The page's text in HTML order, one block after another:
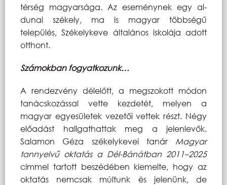
térség magyarsága. Az eseménynek egy al-
dunai székely, ma is magyar többségű
település, Székelykeve általános iskolája adott
otthont.
Számokban fogyatkozunk…
A rendezvény délelőtt, a megszokott módon
tanácskozással vette kezdetét, melyen a
magyar egyesületek vezetői vettek részt. Négy
előadást hallgathattak meg a jelenlevők.
Salamon Géza székelykevei tanár Magyar
tannyelvű oktatás a Dél-Bánátban 2011–2025
címmel tartott beszédében kiemelte, hogy az
oktatás nemcsak múltunk és jelenünk, de